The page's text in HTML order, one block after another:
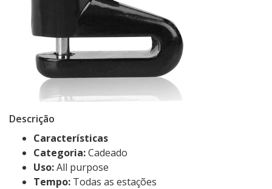
Descrição
Características
Categoria:Cadeado
Uso:All purpose
Tempo: Todas as estações